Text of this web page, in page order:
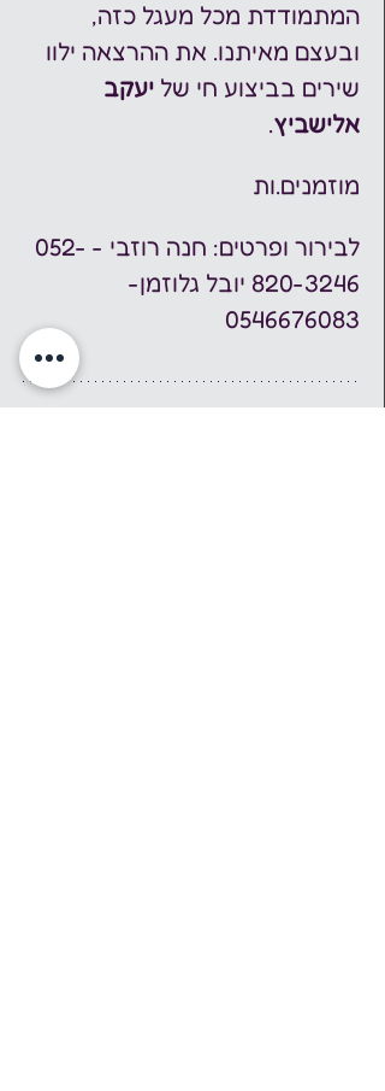
המתמודדת מכל מעגל כזה,
ובעצם מאיתנו. את ההרצאה ילוו
שירים בביצוע חי של יעקב
אלישביץ.
מוזמנים.ות
לבירור ופרטים: חנה רוזבי - ⁦052-
820-3246⁩ יובל גלוזמן-
0546676083